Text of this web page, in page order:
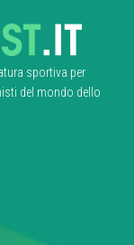
sportiva per
del mondo dello